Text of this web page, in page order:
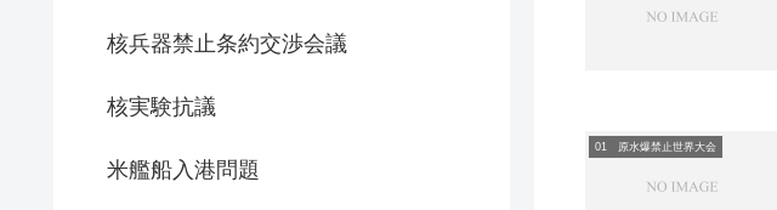
01 原水爆禁止世界大会
核兵器禁止条約交渉会議
核実験抗議
米艦船入港問題